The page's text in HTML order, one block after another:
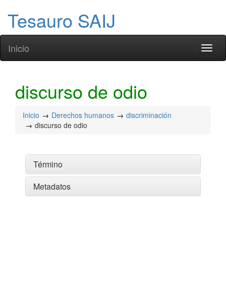
Tesauro SAIJ
Inicio
discurso de odio
Inicio Derechos humanos
discriminación
discurso de odio
Término
Metadatos